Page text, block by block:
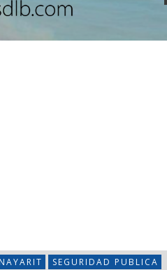
NAYARIT SEGURIDAD PUBLICA